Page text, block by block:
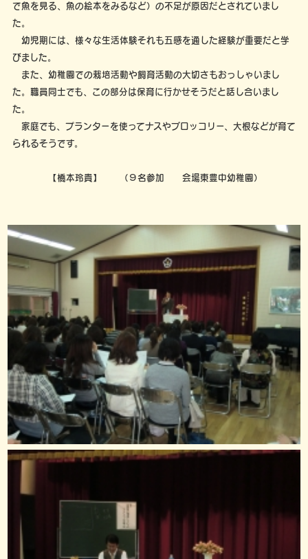
で魚を見る、魚の絵本をみるなど）の不足が原因だとされていまし
た。
幼児期には、様々な生活体験それも五感を通した経験が重要だと学
びました。
また、幼稚園での栽培活動や飼育活動の大切さもおっしゃいまし
た。職員同士でも、この部分は保育に行かせそうだと話し合いまし
た。
家庭でも、プランターを使ってナスやブロッコリー、大根などが育て
られるそうです。
【橋本玲貴】 （９名参加 会場東豊中幼稚園）